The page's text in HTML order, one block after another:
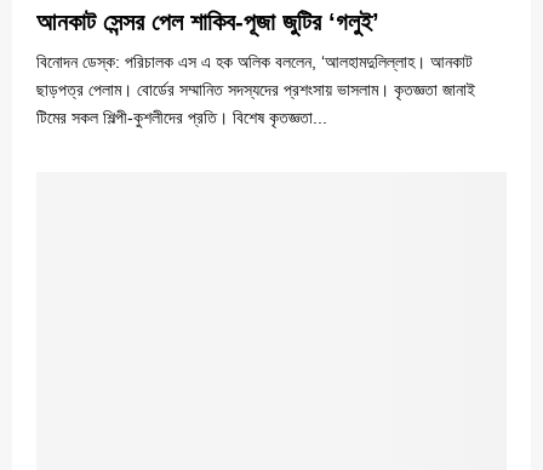
আনকাট সেন্সর পেল শাকিব-পূজা জুটির ‘গলুই’
বিনোদন ডেস্ক: পরিচালক এস এ হক অলিক বললেন, ‘আলহামদুলিল্লাহ। আনকাট
ছাড়পত্র পেলাম। বোর্ডের সম্মানিত সদস্যদের প্রশংসায় ভাসলাম। কৃতজ্ঞতা জানাই
টিমের সকল শিল্পী-কুশলীদের প্রতি। বিশেষ কৃতজ্ঞতা...